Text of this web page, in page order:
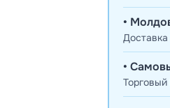
•
Доставка
•